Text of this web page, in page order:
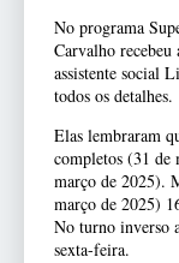
No programa
Carvalho
assistente social
todos os detalhes.
Elas lembraram
completos (31 de
março de 2025).
março de 2025)
No turno inverso
sexta-feira.